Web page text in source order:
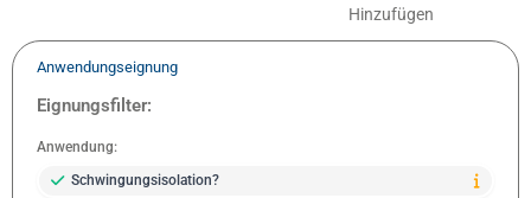
Hinzufügen
Anwendungseignung
Eignungsfilter:
Anwendung:
Schwingungsisolation?